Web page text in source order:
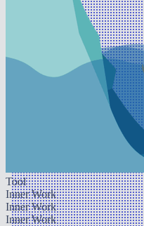
Tool
Inner Work
Inner Work
Inner Work